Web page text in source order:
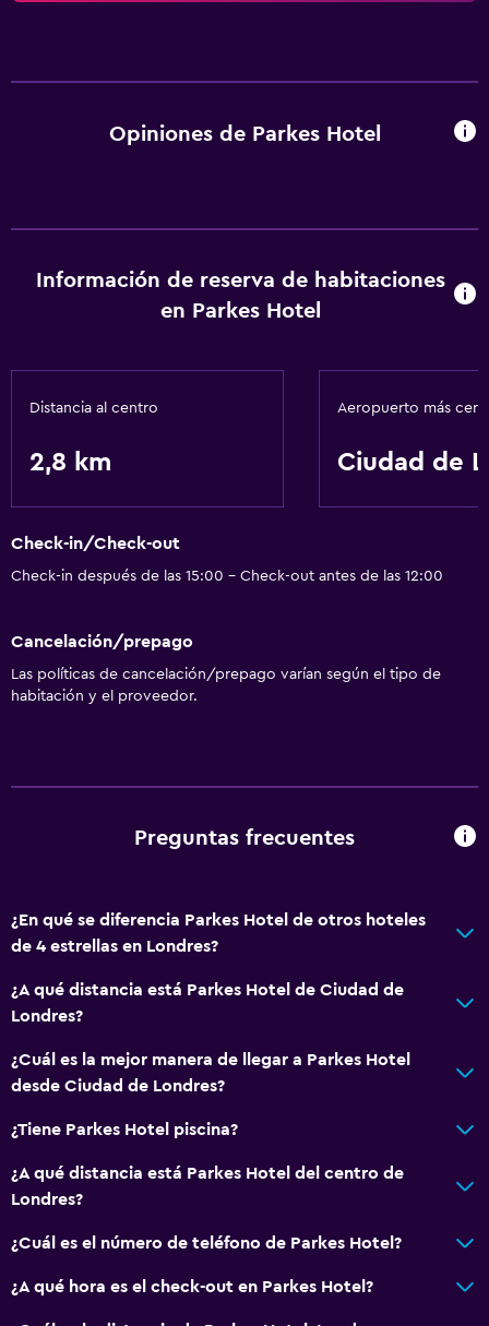
Opiniones de Parkes Hotel
Información de reserva de habitaciones
en Parkes Hotel
Distancia al centro
2,8 km
Aeropuerto más
Ciudad de
Check-in/Check-out
Check-in después de las 15:00 - Check-out antes de las 12:00
Cancelación/prepago
Las políticas de cancelación/prepago varían según el tipo de
habitación y el proveedor.
Preguntas frecuentes
¿En qué se diferencia Parkes Hotel de otros hoteles
de 4 estrellas en Londres?
¿A qué distancia está Parkes Hotel de Ciudad de
Londres?
¿Cuál es la mejor manera de llegar a Parkes Hotel
desde Ciudad de Londres?
¿Tiene Parkes Hotel piscina?
¿A qué distancia está Parkes Hotel del centro de
Londres?
¿Cuál es el número de teléfono de Parkes Hotel?
¿A qué hora es el check-out en Parkes Hotel?